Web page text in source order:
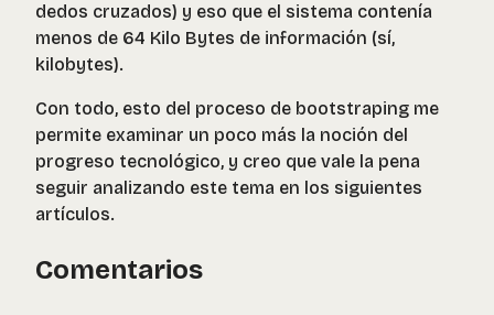
dedos cruzados) y eso que el sistema contenía
menos de 64 Kilo Bytes de información (sí,
kilobytes).
Con todo, esto del proceso de bootstraping me
permite examinar un poco más la noción del
progreso tecnológico, y creo que vale la pena
seguir analizando este tema en los siguientes
artículos.
Comentarios